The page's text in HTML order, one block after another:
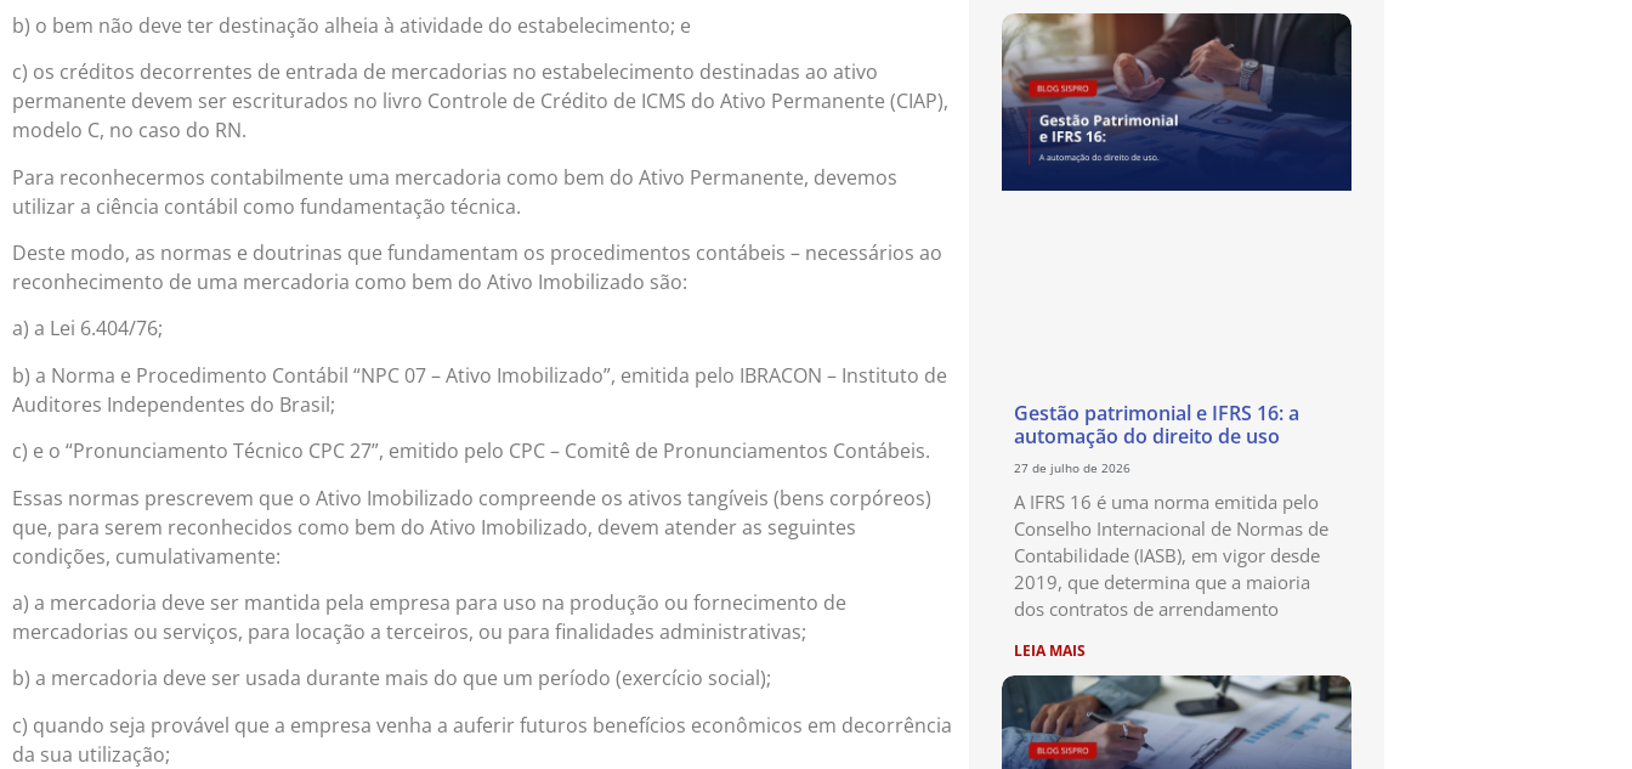
b) o bem não deve ter destinação alheia à atividade do estabelecimento; e
c) os créditos decorrentes de entrada de mercadorias no estabelecimento destinadas ao ativo
permanente devem ser escriturados no livro Controle de Crédito de ICMS do Ativo Permanente (CIAP),
modelo C, no caso do RN.
Para reconhecermos contabilmente uma mercadoria como bem do Ativo Permanente, devemos
utilizar a ciência contábil como fundamentação técnica.
Deste modo, as normas e doutrinas que fundamentam os procedimentos contábeis – necessários ao
reconhecimento de uma mercadoria como bem do Ativo Imobilizado são:
a) a Lei 6.404/76;
b) a Norma e Procedimento Contábil “NPC 07 – Ativo Imobilizado”, emitida pelo IBRACON – Instituto de
Auditores Independentes do Brasil;
c) e o “Pronunciamento Técnico CPC 27”, emitido pelo CPC – Comitê de Pronunciamentos Contábeis.
Essas normas prescrevem que o Ativo Imobilizado compreende os ativos tangíveis (bens corpóreos)
que, para serem reconhecidos como bem do Ativo Imobilizado, devem atender as seguintes
condições, cumulativamente:
a) a mercadoria deve ser mantida pela empresa para uso na produção ou fornecimento de
mercadorias ou serviços, para locação a terceiros, ou para finalidades administrativas;
b) a mercadoria deve ser usada durante mais do que um período (exercício social);
c) quando seja provável que a empresa venha a auferir futuros benefícios econômicos em decorrência
da sua utilização;
Gestão patrimonial e IFRS 16: a
automação do direito de uso
27 de julho de 2026
A IFRS 16 é uma norma emitida pelo
Conselho Internacional de Normas de
Contabilidade (IASB), em vigor desde
2019, que determina que a maioria
dos contratos de arrendamento
LEIA MAIS